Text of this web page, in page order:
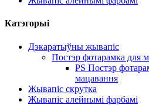
Катэгорыі
Дэкаратыўны жывапіс
Постэр фотарамка для
PS Постэр
мацавання
Жывапіс скрутка
Жывапіс алейнымі фарбамі